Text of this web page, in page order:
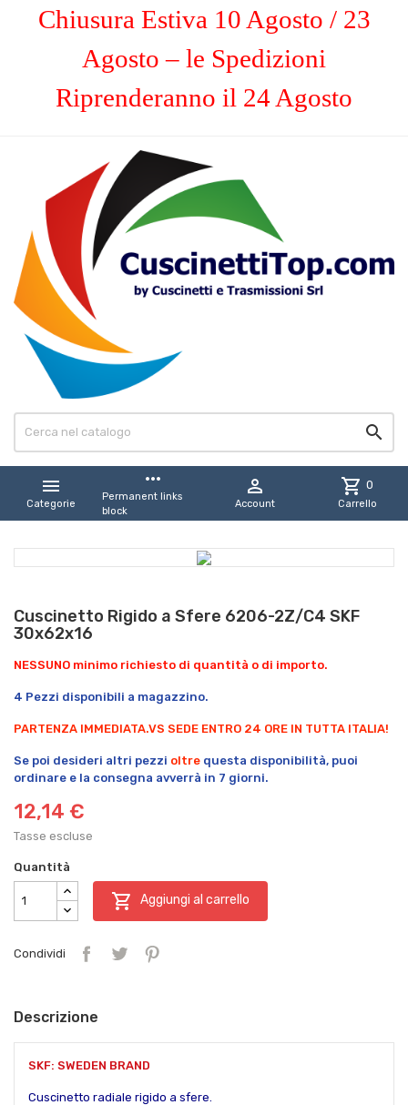
Chiusura Estiva 10 Agosto / 23
Agosto – le Spedizioni
Riprenderanno il 24 Agosto


Categorie
more_horiz
Permanent links
block

Account
shopping_cart 0
Carrello
Cuscinetto Rigido a Sfere 6206-2Z/C4 SKF
30x62x16
NESSUNO minimo richiesto di quantità o di importo.
4 Pezzi disponibili a magazzino.
PARTENZA IMMEDIATA.VS SEDE ENTRO 24 ORE IN TUTTA ITALIA!
Se poi desideri altri pezzi oltre questa disponibilità, puoi
ordinare e la consegna avverrà in 7 giorni.
12,14 €
Tasse escluse
Quantità
 Aggiungi al carrello
Condividi
Descrizione
SKF: SWEDEN BRAND
Cuscinetto radiale rigido a sfere.